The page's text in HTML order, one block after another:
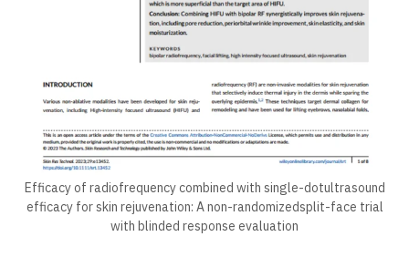
Efficacy of radiofrequency combined with single-dotultrasound
efficacy for skin rejuvenation: A non-randomizedsplit-face trial
with blinded response evaluation